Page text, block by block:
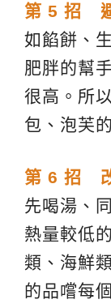
第 5 招
如餡餅、
肥胖的幫
很高。所
包、泡芙
第 6 招
先喝湯、
熱量較低
類、海鮮
的品嚐每